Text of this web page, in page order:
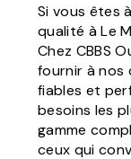
Si vous êtes
qualité à Le
Chez CBBS
fournir à nos
fiables et
besoins les
gamme
ceux qui